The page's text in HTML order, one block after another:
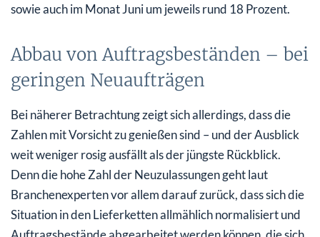
sowie auch im Monat Juni um jeweils rund 18 Prozent.
Abbau von Auftragsbeständen – bei
geringen Neuaufträgen
Bei näherer Betrachtung zeigt sich allerdings, dass die
Zahlen mit Vorsicht zu genießen sind – und der Ausblick
weit weniger rosig ausfällt als der jüngste Rückblick.
Denn die hohe Zahl der Neuzulassungen geht laut
Branchenexperten vor allem darauf zurück, dass sich die
Situation in den Lieferketten allmählich normalisiert und